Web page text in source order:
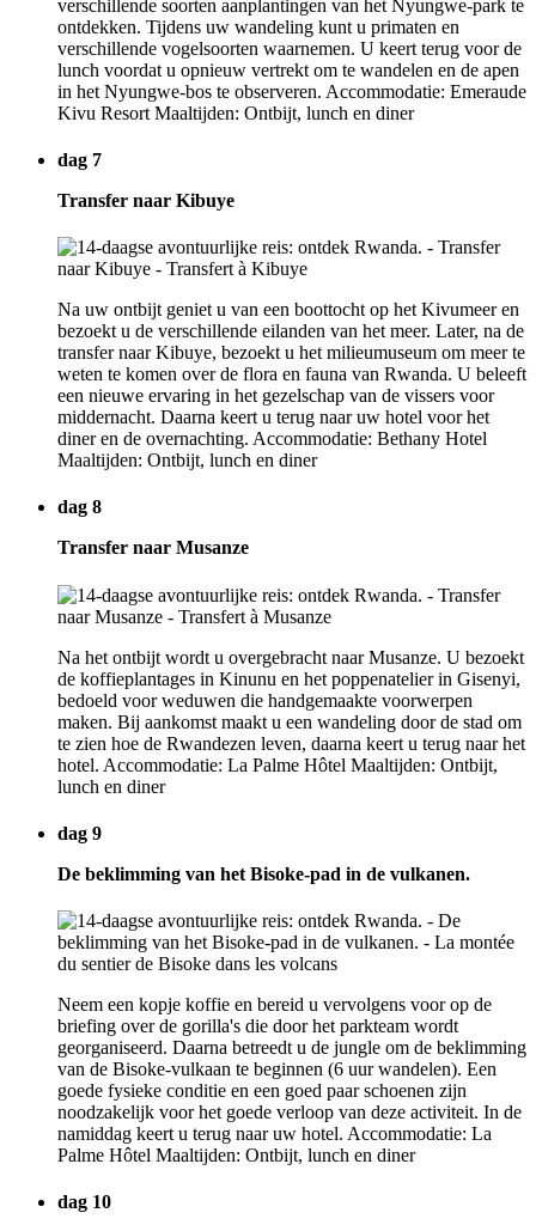
verschillende soorten aanplantingen van het Nyungwe-park te
ontdekken. Tijdens uw wandeling kunt u primaten en
verschillende vogelsoorten waarnemen. U keert terug voor de
lunch voordat u opnieuw vertrekt om te wandelen en de apen
in het Nyungwe-bos te observeren. Accommodatie: Emeraude
Kivu Resort Maaltijden: Ontbijt, lunch en diner
dag 7
Transfer naar Kibuye
Na uw ontbijt geniet u van een boottocht op het Kivumeer en
bezoekt u de verschillende eilanden van het meer. Later, na de
transfer naar Kibuye, bezoekt u het milieumuseum om meer te
weten te komen over de flora en fauna van Rwanda. U beleeft
een nieuwe ervaring in het gezelschap van de vissers voor
middernacht. Daarna keert u terug naar uw hotel voor het
diner en de overnachting. Accommodatie: Bethany Hotel
Maaltijden: Ontbijt, lunch en diner
dag 8
Transfer naar Musanze
Na het ontbijt wordt u overgebracht naar Musanze. U bezoekt
de koffieplantages in Kinunu en het poppenatelier in Gisenyi,
bedoeld voor weduwen die handgemaakte voorwerpen
maken. Bij aankomst maakt u een wandeling door de stad om
te zien hoe de Rwandezen leven, daarna keert u terug naar het
hotel. Accommodatie: La Palme Hôtel Maaltijden: Ontbijt,
lunch en diner
dag 9
De beklimming van het Bisoke-pad in de vulkanen.
Neem een kopje koffie en bereid u vervolgens voor op de
briefing over de gorilla's die door het parkteam wordt
georganiseerd. Daarna betreedt u de jungle om de beklimming
van de Bisoke-vulkaan te beginnen (6 uur wandelen). Een
goede fysieke conditie en een goed paar schoenen zijn
noodzakelijk voor het goede verloop van deze activiteit. In de
namiddag keert u terug naar uw hotel. Accommodatie: La
Palme Hôtel Maaltijden: Ontbijt, lunch en diner
dag 10